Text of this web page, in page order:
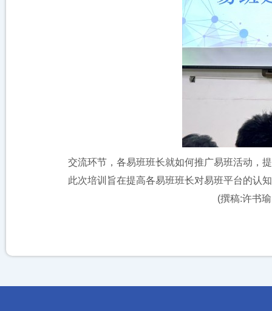
交流环节，各易班班长就如何推广易班活动，提
此次培训旨在提高各易班班长对易班平台的认知
(撰稿:许书